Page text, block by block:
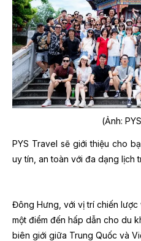
(Ảnh:
PYS Travel sẽ giới thiệu cho
uy tín, an toàn với đa dạng lịch
Đông Hưng, với vị trí chiến
một điểm đến hấp dẫn cho du
biên giới giữa Trung Quốc và